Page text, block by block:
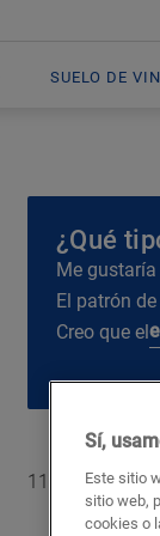
SUELO DE
¿Qué
Me
El patrón
Creo que el
11 de 15
Sí,
Este sitio
sitio web,
cookies o